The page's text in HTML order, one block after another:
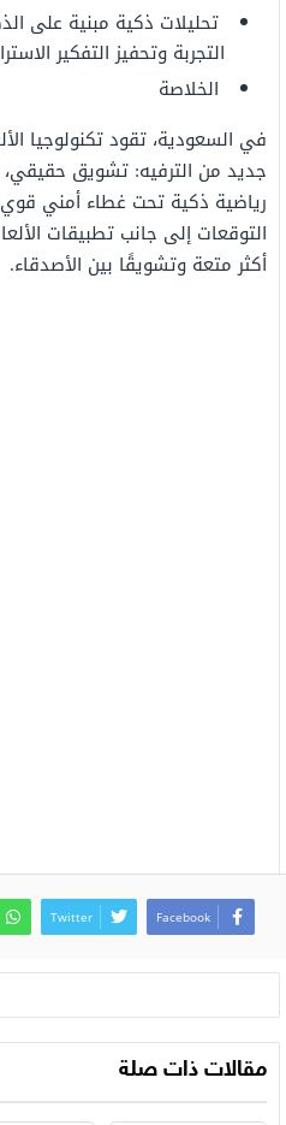
تحليلات ذكية مبنية على
التجربة وتحفيز التفكير
الخلاصة
في السعودية، تقود تكنولوجيا
جديد من الترفيه: تشويق حقيقي،
رياضية ذكية تحت غطاء أمني
التوقعات إلى جانب تطبيقات
أكثر متعة وتشويقًا بين الأصدقاء.
Facebook
Twitter
مقالات ذات صلة